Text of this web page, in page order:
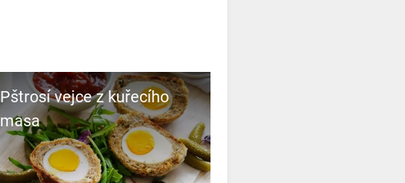
Pštrosí vejce z kuřecího
masa